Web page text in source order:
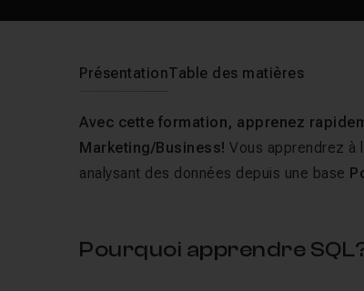
PrésentationTable des matières
Avec cette formation, apprenez
Marketing/Business!Vous apprendrez à
analysant des données depuis une base
Pourquoi apprendre